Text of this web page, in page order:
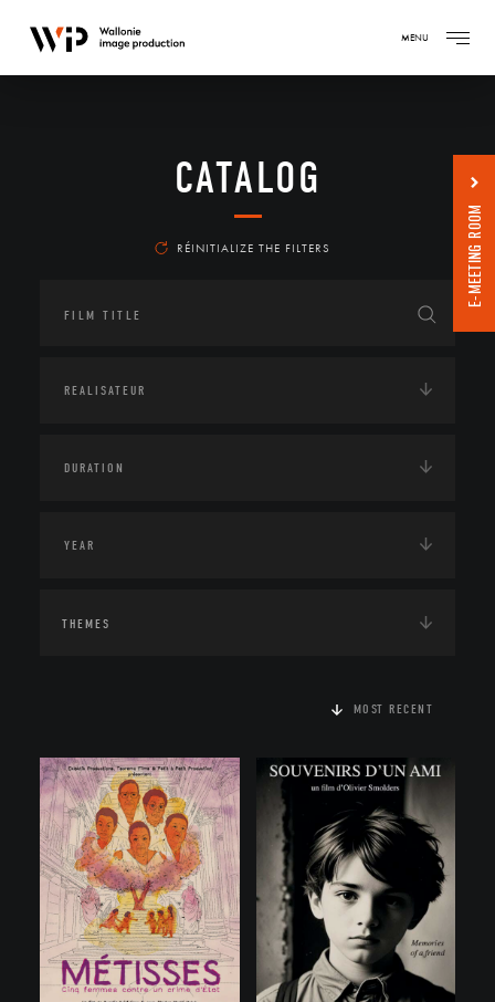
MENU
CATALOG
RÉINITIALIZE THE FILTERS
THEMES
MOST RECENT
E-MEETING ROOM